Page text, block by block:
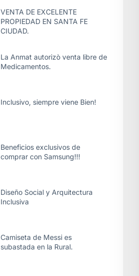
VENTA DE EXCELENTE
PROPIEDAD EN SANTA FE
CIUDAD.
La Anmat autorizò venta libre de
Medicamentos.
Inclusivo, siempre viene Bien!
Beneficios exclusivos de
comprar con Samsung!!!
Diseño Social y Arquitectura
Inclusiva
Camiseta de Messi es
subastada en la Rural.